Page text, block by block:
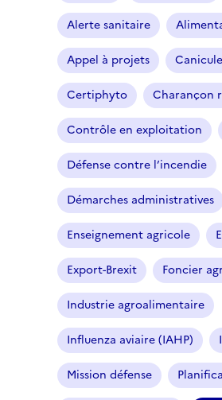
Alerte sanitaire
Appel à projets
Certiphyto Charançon
Contrôle en exploitation
Défense contre l’incendie
Démarches administratives
Enseignement agricole
Export-Brexit Foncier
Industrie agroalimentaire
Influenza aviaire (IAHP)
Mission défense